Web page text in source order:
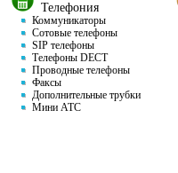
Телефония
Коммуникаторы
Сотовые телефоны
SIP телефоны
Телефоны DECT
Проводные телефоны
Факсы
Дополнительные трубки
Мини АТС